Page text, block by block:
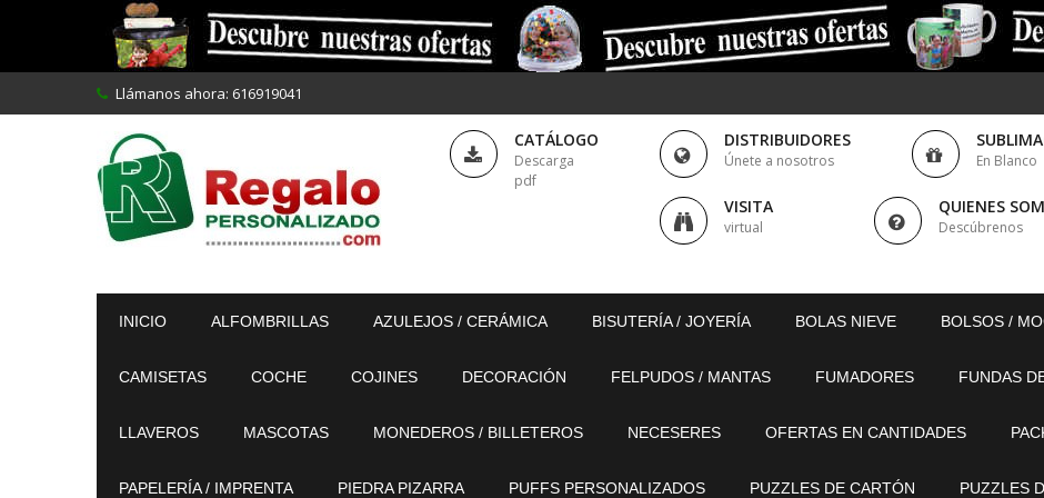
Llámanos ahora: 616919041
CATÁLOGO
Descarga
pdf
DISTRIBUIDORES
Únete a nosotros En Blanco
VISITA
virtual
QUIENES
Descúbrenos
INICIO ALFOMBRILLAS AZULEJOS / CERÁMICA BISUTERÍA / JOYERÍA BOLAS NIEVE BOLSOS /
CAMISETAS COCHE COJINES DECORACIÓN FELPUDOS / MANTAS FUMADORES FUNDAS
LLAVEROS MASCOTAS MONEDEROS / BILLETEROS NECESERES OFERTAS EN CANTIDADES
PAPELERÍA / IMPRENTA PIEDRA PIZARRA PUFFS PERSONALIZADOS PUZZLES DE CARTÓN PUZZLES